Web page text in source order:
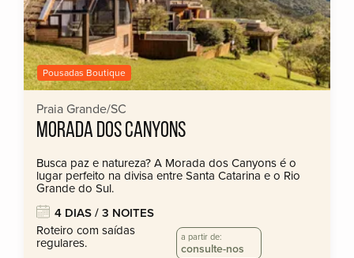
Pousadas Boutique
Praia Grande/SC
MORADA DOS CANYONS
Busca paz e natureza? A Morada dos Canyons é o
lugar perfeito na divisa entre Santa Catarina e o Rio
Grande do Sul.
4 DIAS / 3 NOITES
Roteiro com saídas
regulares. a partir de:
consulte-nos